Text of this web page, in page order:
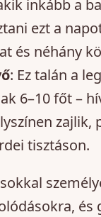
inkább a
ezt a
és néhány
: Ez talán a
6–10 főt –
zajlik,
tisztáson.